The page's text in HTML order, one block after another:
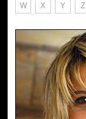
W X Y Z